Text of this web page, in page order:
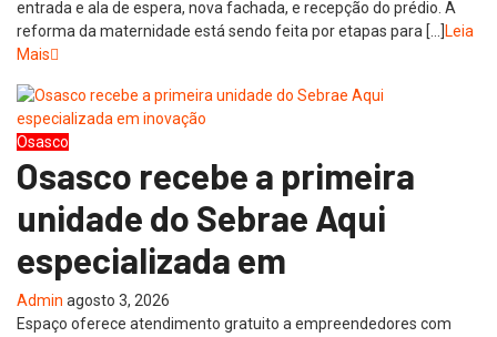
entrada e ala de espera, nova fachada, e recepção do prédio. A
reforma da maternidade está sendo feita por etapas para […] Leia
Mais
Osasco
Osasco recebe a primeira
unidade do Sebrae Aqui
especializada em
Admin agosto 3, 2026
Espaço oferece atendimento gratuito a empreendedores com